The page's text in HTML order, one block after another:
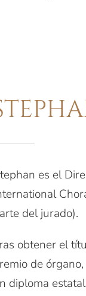
es el
del jurado).
obtener el
de
diploma